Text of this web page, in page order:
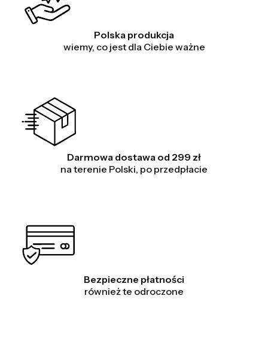
Polska produkcja
wiemy, co jest dla Ciebie ważne
Darmowa dostawa od 299 zł
na terenie Polski, po przedpłacie
Bezpieczne płatności
również te odroczone